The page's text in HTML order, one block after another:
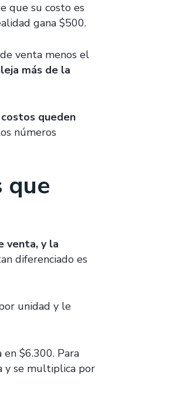
que su costo es
gana $500.
venta menos el
más de la
queden
números
que
venta, y la
diferenciado es
unidad y le
$6.300. Para
y se multiplica por